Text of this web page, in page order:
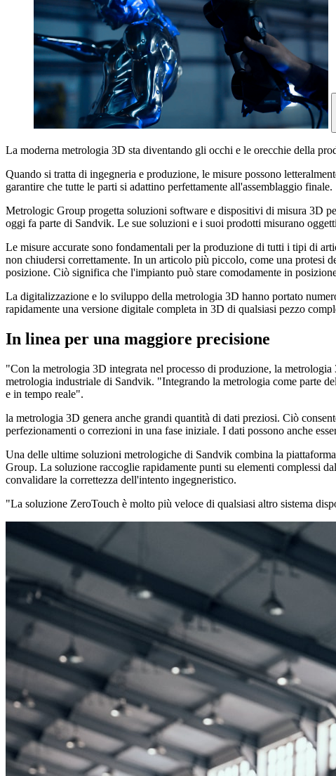
La moderna metrologia 3D sta diventando gli occhi e le orecchie della
Quando si tratta di ingegneria e produzione, le misure possono
garantire che tutte le parti si adattino perfettamente all'assemblaggio finale.
Metrologic Group progetta soluzioni software e dispositivi di misura 3D
oggi fa parte di Sandvik. Le sue soluzioni e i suoi prodotti misurano
Le misure accurate sono fondamentali per la produzione di tutti i tipi di
non chiudersi correttamente. In un articolo più piccolo, come una protesi
posizione. Ciò significa che l'impianto può stare comodamente in
La digitalizzazione e lo sviluppo della metrologia 3D hanno portato
rapidamente una versione digitale completa in 3D di qualsiasi pezzo
In linea per una maggiore precisione
"Con la metrologia 3D integrata nel processo di produzione, la
metrologia industriale di Sandvik. "Integrando la metrologia come parte
e in tempo reale".
la metrologia 3D genera anche grandi quantità di dati preziosi. Ciò
perfezionamenti o correzioni in una fase iniziale. I dati possono anche
Una delle ultime soluzioni metrologiche di Sandvik combina la
Group. La soluzione raccoglie rapidamente punti su elementi complessi
convalidare la correttezza dell'intento ingegneristico.
"La soluzione ZeroTouch è molto più veloce di qualsiasi altro sistema